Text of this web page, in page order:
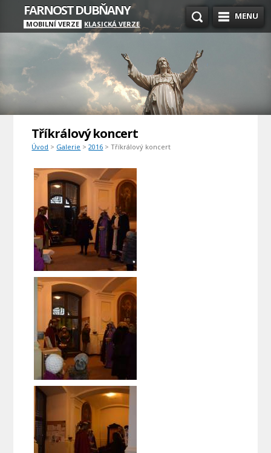
MENU
FARNOST DUBŇANY
MOBILNÍ VERZE KLASICKÁ VERZE
Tříkrálový koncert
Úvod > Galerie >2016 > Tříkrálový koncert